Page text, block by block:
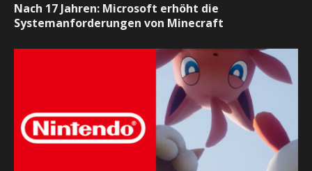
Nach 17 Jahren: Microsoft erhöht die
Systemanforderungen von Minecraft